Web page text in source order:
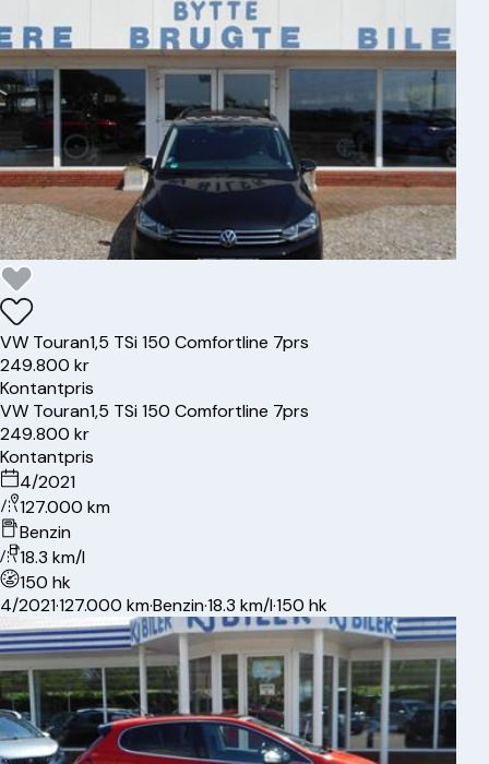
VW Touran1,5 TSi 150 Comfortline 7prs
249.800 kr
Kontantpris
VW Touran1,5 TSi 150 Comfortline 7prs
249.800 kr
Kontantpris
4/2021
127.000 km
Benzin
18.3 km/l
150 hk
4/2021·127.000 km·Benzin·18.3 km/l·150 hk